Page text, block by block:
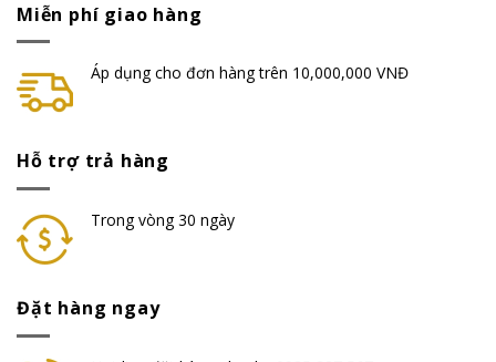
Miễn phí giao hàng
Áp dụng cho đơn hàng trên 10,000,000 VNĐ
Hỗ trợ trả hàng
Trong vòng 30 ngày
Đặt hàng ngay